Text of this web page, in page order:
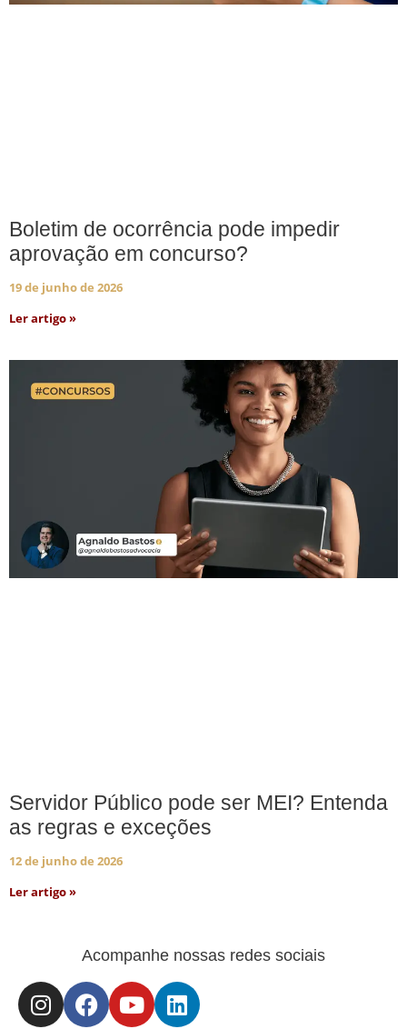
Boletim de ocorrência pode impedir
aprovação em concurso?
19 de junho de 2026
Ler artigo »
Servidor Público pode ser MEI? Entenda
as regras e exceções
12 de junho de 2026
Ler artigo »
Acompanhe nossas redes sociais